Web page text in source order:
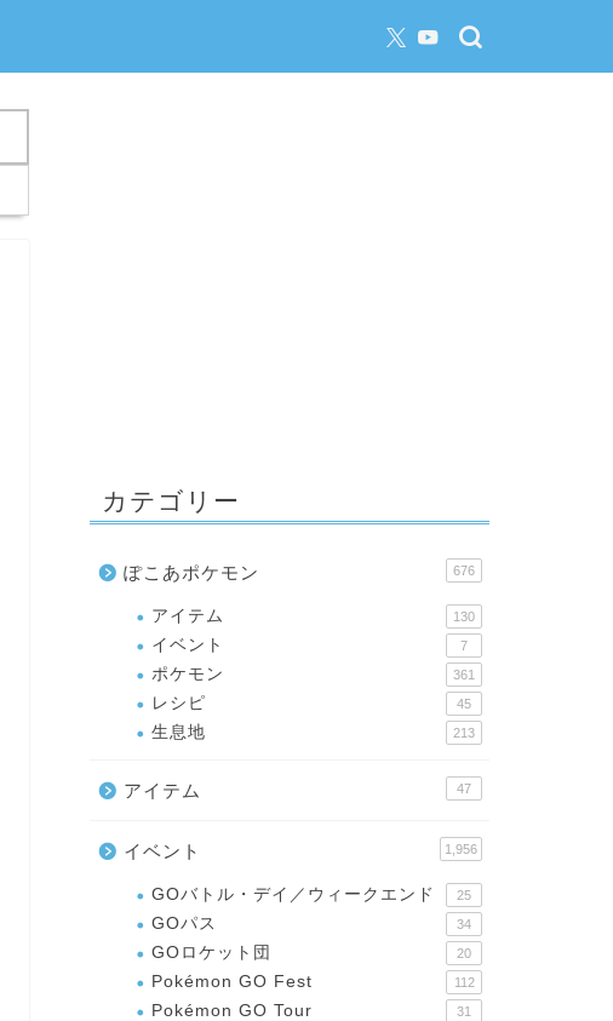
カテゴリー
ぽこあポケモン 676
アイテム 130
イベント 7
ポケモン 361
レシピ 45
生息地 213
アイテム 47
イベント 1,956
GOバトル・デイ／ウィークエンド 25
GOパス 34
GOロケット団 20
Pokémon GO Fest 112
Pokémon GO Tour 31